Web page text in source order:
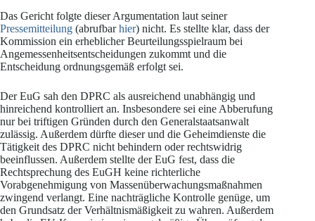
Das Gericht folgte dieser Argumentation laut seiner
Pressemitteilung (abrufbarhier) nicht. Es stellte klar, dass der
Kommission ein erheblicher Beurteilungsspielraum bei
Angemessenheitsentscheidungen zukommt und die
Entscheidung ordnungsgemäß erfolgt sei.
Der EuG sah den DPRC als ausreichend unabhängig und
hinreichend kontrolliert an. Insbesondere sei eine Abberufung
nur bei triftigen Gründen durch den Generalstaatsanwalt
zulässig. Außerdem dürfte dieser und die Geheimdienste die
Tätigkeit des DPRC nicht behindern oder rechtswidrig
beeinflussen. Außerdem stellte der EuG fest, dass die
Rechtsprechung des EuGH keine richterliche
Vorabgenehmigung von Massenüberwachungsmaßnahmen
zwingend verlangt. Eine nachträgliche Kontrolle genüge, um
den Grundsatz der Verhältnismäßigkeit zu wahren. Außerdem